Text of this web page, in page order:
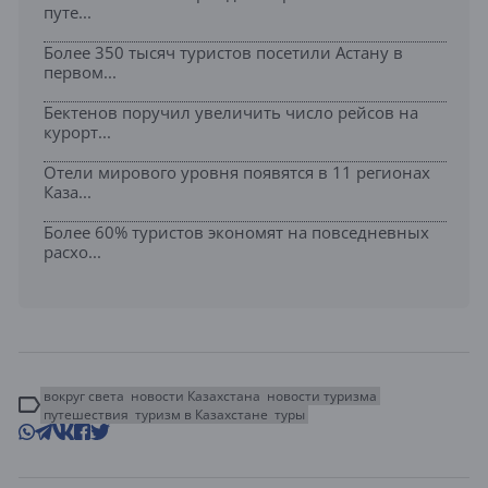
путе...
Более 350 тысяч туристов посетили Астану в
первом...
Бектенов поручил увеличить число рейсов на
курорт...
Отели мирового уровня появятся в 11 регионах
Каза...
Более 60% туристов экономят на повседневных
расхо...
вокруг света новости Казахстана новости туризма
путешествия туризм в Казахстане туры